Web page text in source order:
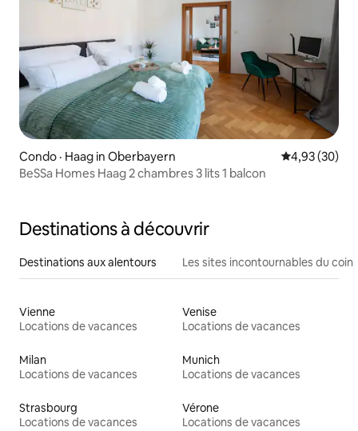
Condo · Haag in Oberbayern Note
4,93 (30)
BeSSa Homes Haag 2 chambres 3 lits 1 balcon
Destinations à découvrir
Destinations aux alentours Les sites incontournables du coin
Vienne
Locations de vacances
Venise
Locations de vacances
Milan
Locations de vacances
Munich
Locations de vacances
Strasbourg
Locations de vacances
Vérone
Locations de vacances